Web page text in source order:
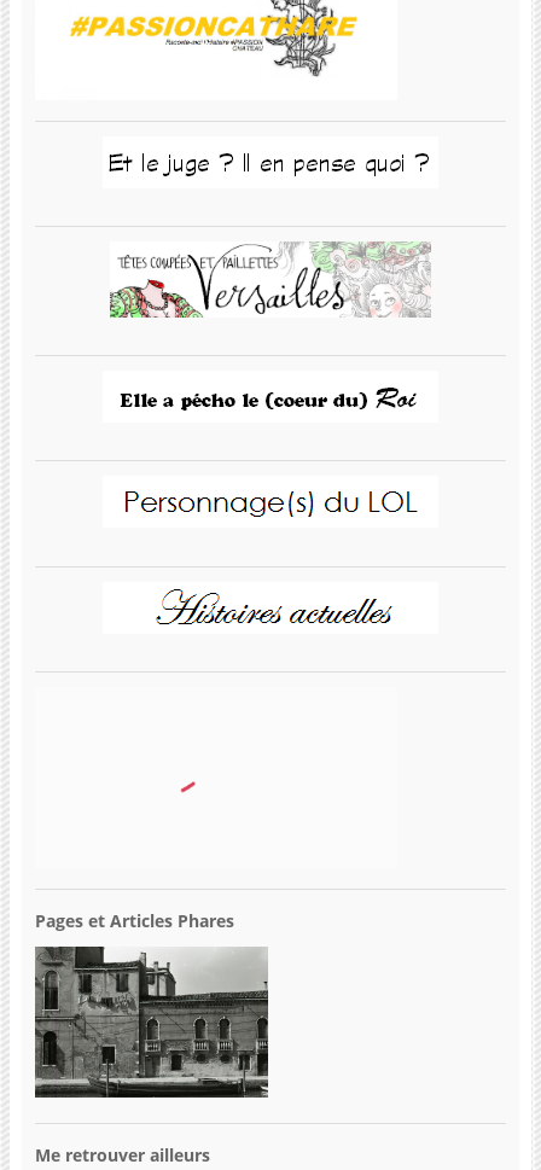
Pages et Articles Phares
Me retrouver ailleurs